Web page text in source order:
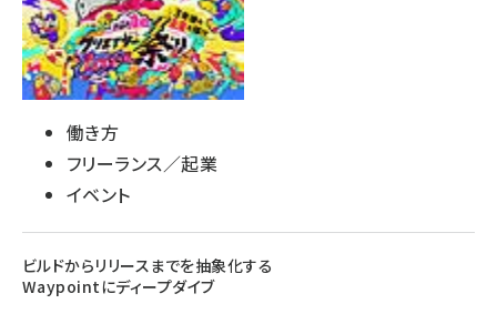
働き方
フリーランス／起業
イベント
ビルドからリリースまでを抽象化する
Waypointにディープダイブ